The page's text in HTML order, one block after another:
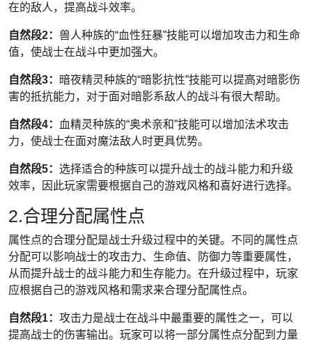
在的敌人，提高战斗效率。
自然段2： 兽人种族的“血性狂暴”技能可以增加攻击力和生命
值，使战士在战斗中更加强大。
自然段3：
暗夜精灵种族的“暗影抗性”技能可以提高对暗影伤
害的抵抗能力，对于面对暗影系敌人的战斗有很大帮助。
自然段4：
血精灵种族的“奥术亲和”技能可以增加法术攻击
力，使战士在面对魔法敌人时更具优势。
自然段5： 选择适合的种族可以提升战士的战斗能力和升级
效率，因此玩家需要根据自己的游戏风格和喜好进行选择。
2.合理分配属性点
属性点的合理分配是战士升级过程中的关键。不同的属性点
分配可以影响战士的攻击力、生命值、防御力等重要属性，
从而提升战士的战斗能力和生存能力。在升级过程中，玩家
应根据自己的游戏风格和需求来合理分配属性点。
自然段1： 攻击力是战士在战斗中最重要的属性之一，可以
提高战士的伤害输出。玩家可以将一部分属性点分配到力量